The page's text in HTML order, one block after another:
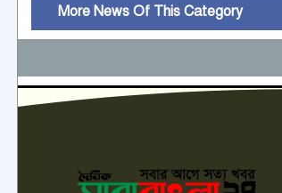
More News Of This Category